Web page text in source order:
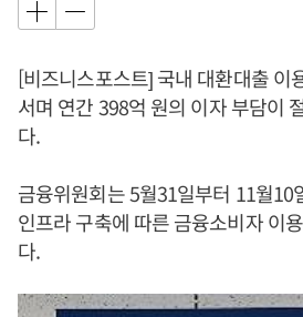
[비즈니스포스트] 국내 대환대출 이
서며 연간 398억 원의 이자 부담이
다.
금융위원회는 5월31일부터 11월10
인프라 구축에 따른 금융소비자 이
다.